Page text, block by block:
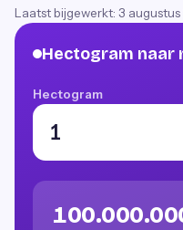
Laatst bijgewerkt: 3
Hectogram naar
Hectogram